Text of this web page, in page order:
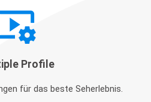
Profile
für das beste Seherlebnis.